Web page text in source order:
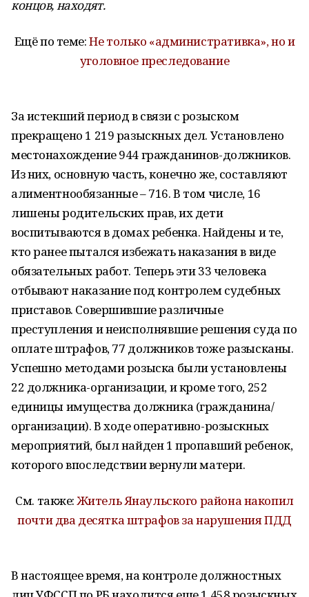
концов, находят.
Ещё по теме:Не только «административка», но и
уголовное преследование
За истекший период в связи с розыском
прекращено 1 219 разыскных дел. Установлено
местонахождение 944 гражданинов-должников.
Из них, основную часть, конечно же, составляют
алиментнообязанные – 716. В том числе, 16
лишены родительских прав, их дети
воспитываются в домах ребенка. Найдены и те,
кто ранее пытался избежать наказания в виде
обязательных работ. Теперь эти 33 человека
отбывают наказание под контролем судебных
приставов. Совершившие различные
преступления и неисполнявшие решения суда по
оплате штрафов, 77 должников тоже разысканы.
Успешно методами розыска были установлены
22 должника-организации, и кроме того, 252
единицы имущества должника (гражданина/
организации). В ходе оперативно-розыскных
мероприятий, был найден 1 пропавший ребенок,
которого впоследствии вернули матери.
См. также:Житель Янаульского района накопил
почти два десятка штрафов за нарушения ПДД
В настоящее время, на контроле должностных